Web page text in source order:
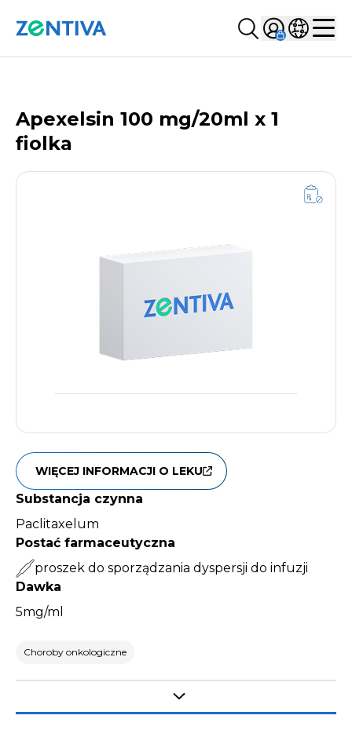
Szukaj...
Sign inWybierz
Apexelsin 100 mg/20ml x 1
fiolka
WIĘCEJ INFORMACJI O LEKU
Substancja czynna
Paclitaxelum
Postać farmaceutyczna
proszek do sporządzania dyspersji do infuzji
Dawka
5mg/ml
Choroby onkologiczne